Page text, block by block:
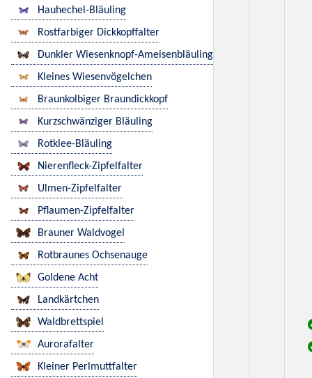
Hauhechel-Bläuling
Rostfarbiger Dickkopffalter
Dunkler Wiesenknopf-Ameisenbläuling
Kleines Wiesenvögelchen
Braunkolbiger Braundickkopf
Kurzschwänziger Bläuling
Rotklee-Bläuling
Nierenfleck-Zipfelfalter
Ulmen-Zipfelfalter
Pflaumen-Zipfelfalter
Brauner Waldvogel
Rotbraunes Ochsenauge
Goldene Acht
Landkärtchen
Waldbrettspiel
Aurorafalter
Kleiner Perlmuttfalter